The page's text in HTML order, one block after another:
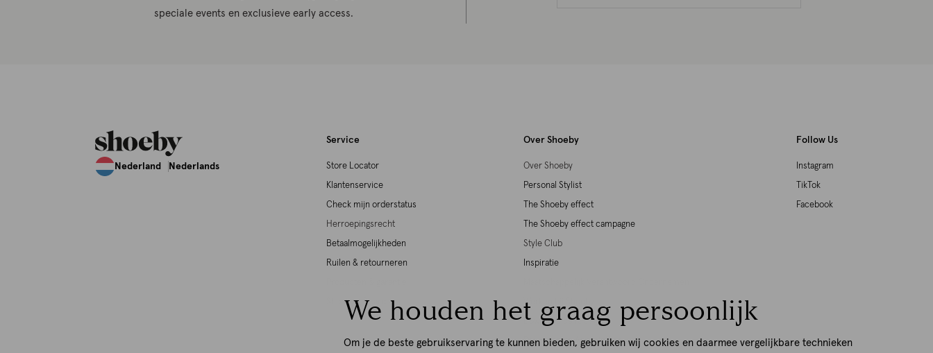
We houden het graag persoonlijk
Om je de beste gebruikservaring te kunnen bieden, gebruiken wij cookies en daarmee vergelijkbare technieken
speciale events en exclusieve early access.
Nederland Nederlands
Service
Store Locator
Klantenservice
Check mijn orderstatus
Herroepingsrecht
Betaalmogelijkheden
Ruilen & retourneren
Shoeby giftcards
Over Shoeby
Over Shoeby
Personal Stylist
The Shoeby effect
The Shoeby effect campagne
Style Club
Inspiratie
Werken bij Shoeby
Download de iOS App
Download de Android App
Follow Us
Instagram
TikTok
Facebook